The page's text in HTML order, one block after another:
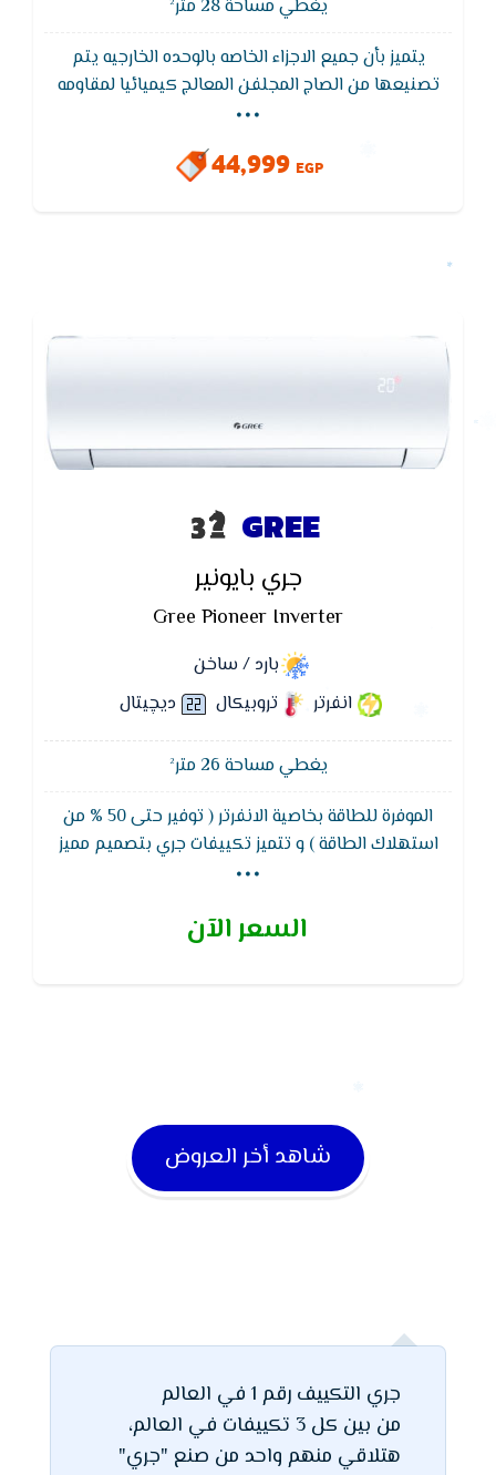
يغطي مساحة 28 متر²
يتميز بأن جميع الاجزاء الخاصه بالوحده الخارجيه يتم
تصنيعها من الصاج المجلفن المعالج كيميائيا لمقاومه
جميع العوامل الجويه المسببة للصدأ ويتميز بانه ثنائى
تصريف المياة من الوحدة الداخلية مما يضمن سهولة
التركيب فى اى مكان بالغرفة
...
44,999 EGP
GREE
جري بايونير
Gree Pioneer Inverter
بارد / ساخن
انفرتر
تروبيكال ديچيتال
يغطي مساحة 26 متر²
الموفرة للطاقة بخاصية الانفرتر ( توفير حتى 50 % من
استهلاك الطاقة ) و تتميز تكييفات جري بتصميم مميز
بشاشة ليد لمعرفة درجات الحرارة والاعطال
...
السعر الآن
شاهد أخر العروض
جري التكييف رقم 1 في العالم
من بين كل 3 تكييفات في العالم،
هتلاقي منهم واحد من صنع "جري"